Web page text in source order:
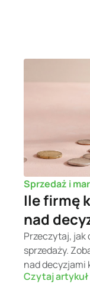
Sprzedaż i
Ile firmę
nad
Przeczytaj, jak
sprzedaży.
nad decyzjami
Czytaj artykuł